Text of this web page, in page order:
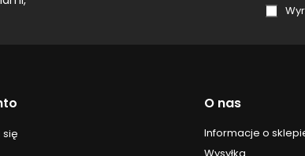
się
O nas
Informacje o